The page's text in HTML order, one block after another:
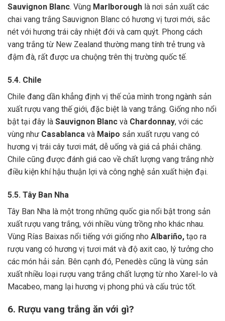
Sauvignon Blanc. Vùng Marlborough là nơi sản xuất các
chai vang trắng Sauvignon Blanc có hương vị tươi mới, sắc
nét với hương trái cây nhiệt đới và cam quýt. Phong cách
vang trắng từ New Zealand thường mang tính trẻ trung và
đậm đà, rất được ưa chuộng trên thị trường quốc tế.
5.4. Chile
Chile đang dần khẳng định vị thế của mình trong ngành sản
xuất rượu vang thế giới, đặc biệt là vang trắng. Giống nho nổi
bật tại đây là Sauvignon Blanc và Chardonnay, với các
vùng như Casablanca và Maipo sản xuất rượu vang có
hương vị trái cây tươi mát, dễ uống và giá cả phải chăng.
Chile cũng được đánh giá cao về chất lượng vang trắng nhờ
điều kiện khí hậu thuận lợi và công nghệ sản xuất hiện đại.
5.5. Tây Ban Nha
Tây Ban Nha là một trong những quốc gia nổi bật trong sản
xuất rượu vang trắng, với nhiều vùng trồng nho khác nhau.
Vùng Rías Baixas nổi tiếng với giống nho Albariño, tạo ra
rượu vang có hương vị tươi mát và độ axit cao, lý tưởng cho
các món hải sản. Bên cạnh đó, Penedès cũng là vùng sản
xuất nhiều loại rượu vang trắng chất lượng từ nho Xarel-lo và
Macabeo, mang lại hương vị phong phú và cấu trúc tốt.
6. Rượu vang trắng ăn với gì?